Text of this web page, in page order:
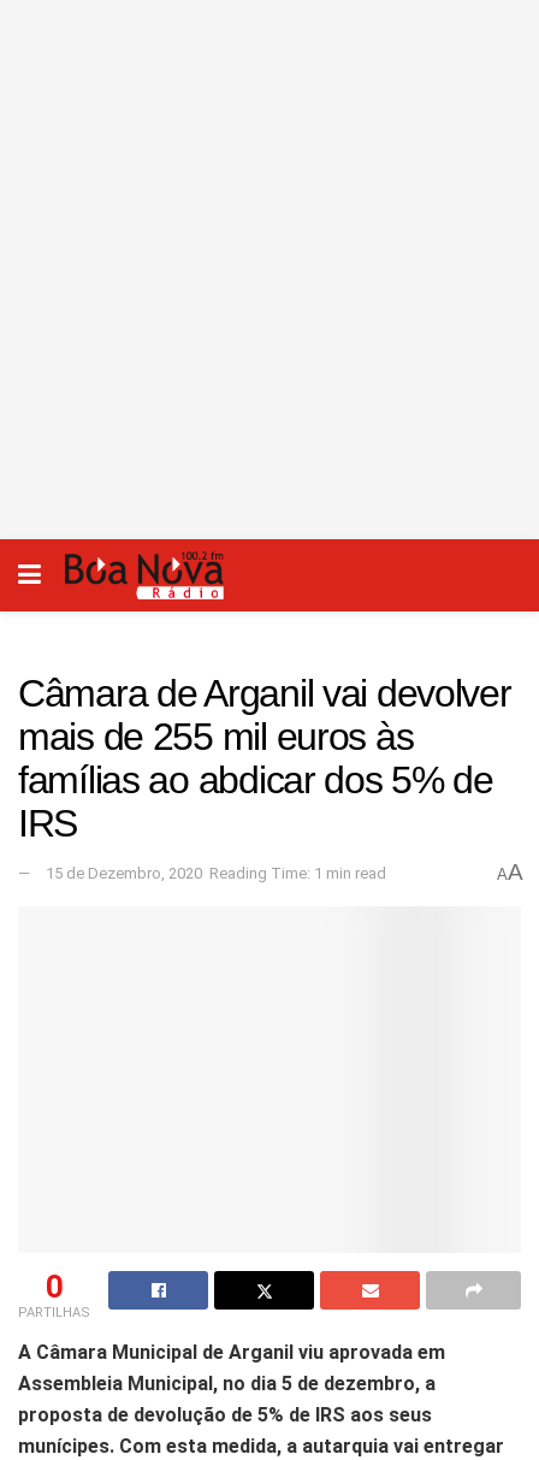
Câmara de Arganil vai devolver
mais de 255 mil euros às
famílias ao abdicar dos 5% de
IRS
15 de Dezembro, 2020 Reading Time: 1 min read AA
0
PARTILHAS
A Câmara Municipal de Arganil viu aprovada em
Assembleia Municipal, no dia 5 de dezembro, a
proposta de devolução de 5% de IRS aos seus
munícipes. Com esta medida, a autarquia vai entregar